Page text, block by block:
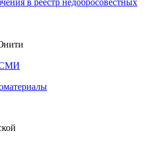
в реестр недобросовестных
СМИ